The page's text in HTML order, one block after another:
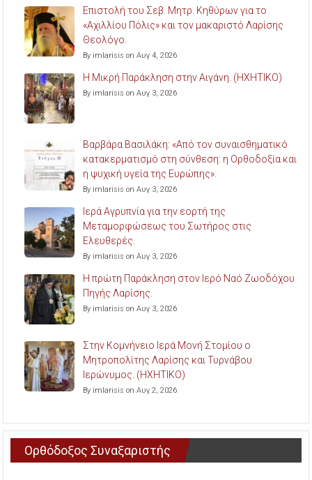
Επιστολή του Σεβ. Μητρ. Κηθύρων για το
«Αχιλλίου Πόλις» και τον μακαριστό Λαρίσης
Θεολόγο.
By imlarisis on Αυγ 4, 2026
Η Μικρή Παράκληση στην Αιγάνη. (ΗΧΗΤΙΚΟ)
By imlarisis on Αυγ 3, 2026
Βαρβάρα Βασιλάκη: «Από τον συναισθηματικό
κατακερματισμό στη σύνθεση: η Ορθοδοξία και
η ψυχική υγεία της Ευρώπης».
By imlarisis on Αυγ 3, 2026
Ιερά Αγρυπνία για την εορτή της
Μεταμορφώσεως του Σωτήρος στις
Ελευθερές.
By imlarisis on Αυγ 3, 2026
Η πρώτη Παράκληση στον Ιερό Ναό Ζωοδόχου
Πηγής Λαρίσης.
By imlarisis on Αυγ 3, 2026
Στην Κομνήνειο Ιερά Μονή Στομίου ο
Μητροπολίτης Λαρίσης και Τυρνάβου
Ιερώνυμος. (ΗΧΗΤΙΚΟ)
By imlarisis on Αυγ 2, 2026
Ορθόδοξος Συναξαριστής